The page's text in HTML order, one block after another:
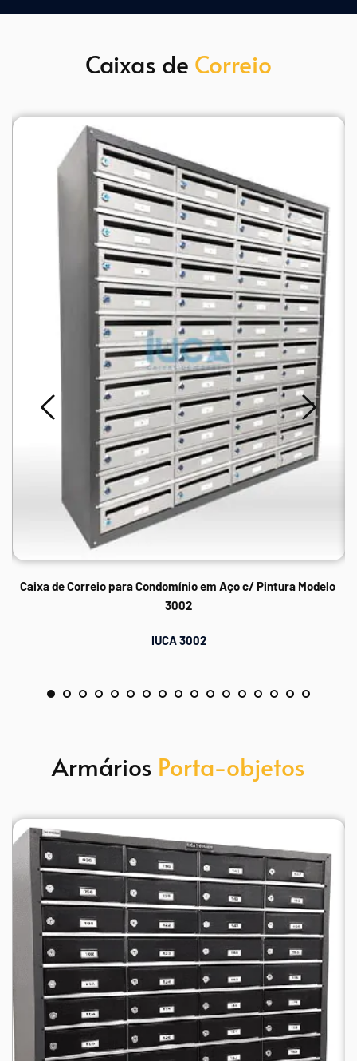
Caixas de Correio
Caixa de Correio para Condomínio em Aço c/ Pintura Modelo
3002
IUCA 3002
Armários Porta-objetos